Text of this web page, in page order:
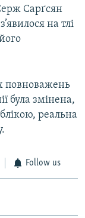
Сарґсян
на тлі
повноважень
була змінена,
реальна
Follow us